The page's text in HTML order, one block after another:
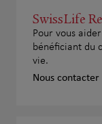
SwissLife
Pour vous
bénéficiant du
vie.
Nous contacter